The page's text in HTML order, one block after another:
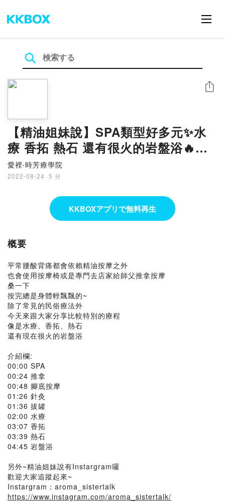
【精油姐妹說】SPA類型好多元✨水
療 香拓 熱石 還有很火的岩盤浴🔥特
別企劃
愛裡‧時芳療學院
2022-08-24 · 5 分
シェア
KKBOXアプリで無料再生
概要
平常腰酸背痛都會依賴精油按摩之外
也會使用按摩椅或是專門去店家給師父推拿按摩
桑一下
按完總是身體輕飄飄的~
除了常見的民俗療法外
今天來跟大家分享比較特別的療程
像是水療、香拓、熱石
還有現在很火的岩盤浴
介紹欄:
00:00 SPA
00:24 推拿
00:48 腳底按摩
01:26 針灸
01:36 拔罐
02:00 水療
03:07 香拓
03:39 熱石
04:45 岩盤浴
另外~精油姐妹說有Instargram囉
歡迎大家追蹤起來~
Instargram：aroma_sistertalk
https://www.instagram.com/aroma_sistertalk/